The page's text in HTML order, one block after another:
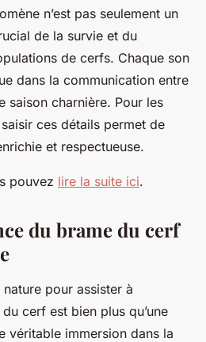
n’est pas seulement un
de la survie et du
de cerfs. Chaque son
dans la communication entre
saison charnière. Pour les
ces détails permet de
et respectueuse.
pouvez lire la suite ici.
du brame du cerf
pour assister à
cerf est bien plus qu’une
véritable immersion dans la